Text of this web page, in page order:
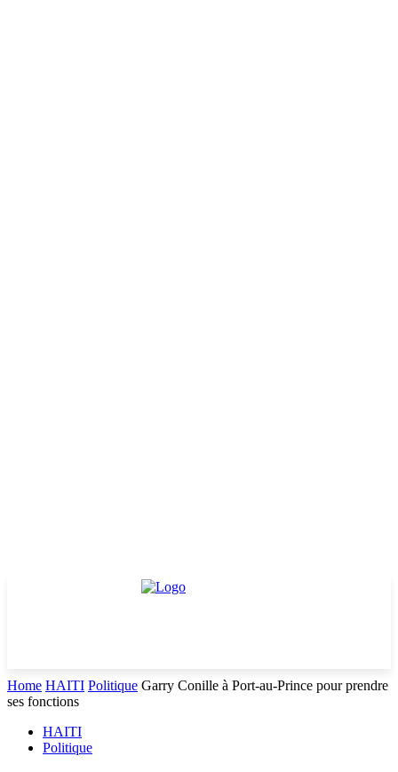
Home HAITI Politique Garry Conille à Port-au-Prince pour prendre
ses fonctions
HAITI
Politique